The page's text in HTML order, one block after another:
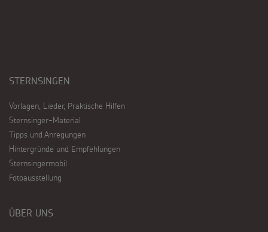
STERNSINGEN
Vorlagen, Lieder, Praktische Hilfen
Sternsinger-Material
Tipps und Anregungen
Hintergründe und Empfehlungen
Sternsingermobil
Fotoausstellung
ÜBER UNS